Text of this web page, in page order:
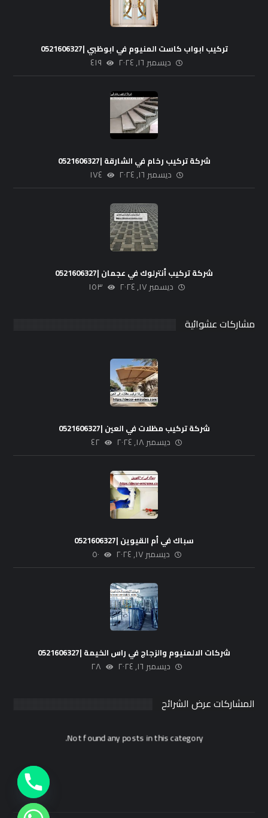
تركيب ابواب كاست المنيوم في ابوظبي |0521606327
ديسمبر ١٦, ٢٠٢٤ ٤١٩
شركة تركيب رخام في الشارقة |0521606327
ديسمبر ١٦, ٢٠٢٤ ١٧٤
شركة تركيب أنترلوك في عجمان |0521606327
ديسمبر ١٧, ٢٠٢٤ ١٥٣
مشاركات عشوائية
شركة تركيب مظلات في العين |0521606327
ديسمبر ١٨, ٢٠٢٤ ٤٢
سباك في أم القيوين |0521606327
ديسمبر ١٧, ٢٠٢٤ ٥٠
شركات الالمنيوم والزجاج في راس الخيمة |0521606327
ديسمبر ١٦, ٢٠٢٤ ٢٨
المشاركات عرض الشرائح
Not found any posts in this category.